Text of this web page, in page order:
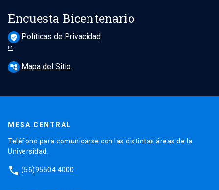
Encuesta Bicentenario
verified_user Políticas de Privacidad
account_tree Mapa del Sitio
MESA CENTRAL
Teléfono para comunicarse con las distintas áreas de la
Universidad.
phone (56)95504 4000